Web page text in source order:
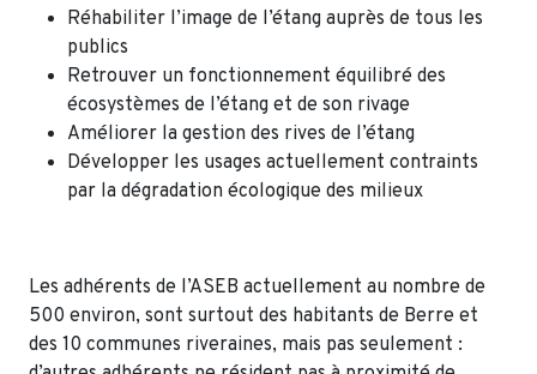
Réhabiliter l’image de l’étang auprès de tous les
publics
Retrouver un fonctionnement équilibré des
écosystèmes de l’étang et de son rivage
Améliorer la gestion des rives de l’étang
Développer les usages actuellement contraints
par la dégradation écologique des milieux
Les adhérents de l’ASEB actuellement au nombre de
500 environ, sont surtout des habitants de Berre et
des 10 communes riveraines, mais pas seulement :